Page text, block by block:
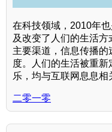
在科技领域，2010年
及改变了人们的生活
主要渠道，信息传播
度。人们的生活被重
乐，均与互联网息息相
二零一零